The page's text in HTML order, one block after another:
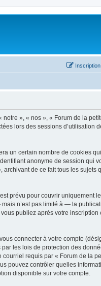
Inscription
», « nos », « Forum de la
lors des sessions d’utilisation
un certain nombre de cookies
anonyme de session qui
de ce fait tous les sujets
prévu pour couvrir uniquement
n’est pas limité à — la
publiez après votre inscription
connecter à votre compte
les lois de protection des
requis par « Forum de la
pouvez contrôler quelles
disponible sur votre compte.